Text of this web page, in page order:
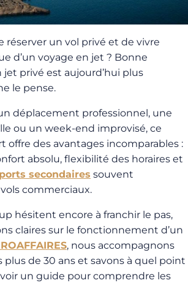
réserver un vol privé et de vivre
d’un voyage en jet ? Bonne
jet privé est aujourd’hui plus
le pense.
déplacement professionnel, une
ou un week-end improvisé, ce
offre des avantages incomparables :
absolu, flexibilité des horaires et
secondaires souvent
commerciaux.
hésitent encore à franchir le pas,
claires sur le fonctionnement d’un
, nous accompagnons
plus de 30 ans et savons à quel point
un guide pour comprendre les